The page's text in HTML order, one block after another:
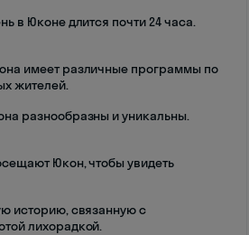
в Юконе длится почти 24 часа.
имеет различные программы по
жителей.
разнообразны и уникальны.
Юкон, чтобы увидеть
историю, связанную с
лихорадкой.